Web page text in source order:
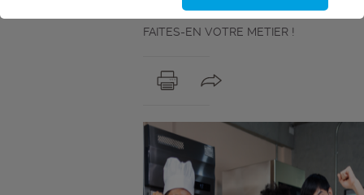
VOUS AIMEZ LA CUISINE ,
FAITES-EN VOTRE METIER !